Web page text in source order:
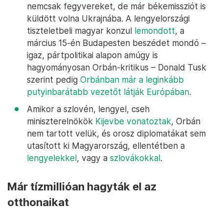
nemcsak fegyvereket, de már békemissziót is
küldött volna Ukrajnába. A lengyelországi
tiszteletbeli magyar konzul lemondott, a
március 15-én Budapesten beszédet mondó –
igaz, pártpolitikai alapon amúgy is
hagyományosan Orbán-kritikus – Donald Tusk
szerint pedig Orbánban már a leginkább
putyinbarátabb vezetőt látják Európában.
Amikor a szlovén, lengyel, cseh
miniszterelnökök Kijevbe vonatoztak, Orbán
nem tartott velük, és orosz diplomatákat sem
utasított ki Magyarország, ellentétben a
lengyelekkel, vagy a szlovákokkal.
Már tízmillióan hagyták el az
otthonaikat